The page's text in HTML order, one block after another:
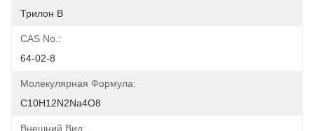
Трилон B
CAS No.:
64-02-8
Молекулярная Формула:
C10H12N2Na4O8
Внешний Вид: